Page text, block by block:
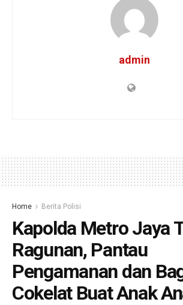
admin
Home Berita Polisi
Kapolda Metro Jaya
Ragunan, Pantau
Pengamanan dan
Cokelat Buat Anak